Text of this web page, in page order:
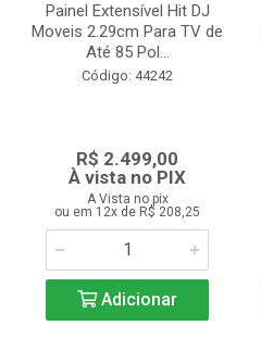
Painel Extensível Hit DJ
Moveis 2.29cm Para TV de
Até 85 Pol...
Código: 44242
R$ 2.499,00
À vista no PIX
A Vista no pix
ou em 12x de R$ 208,25
Adicionar